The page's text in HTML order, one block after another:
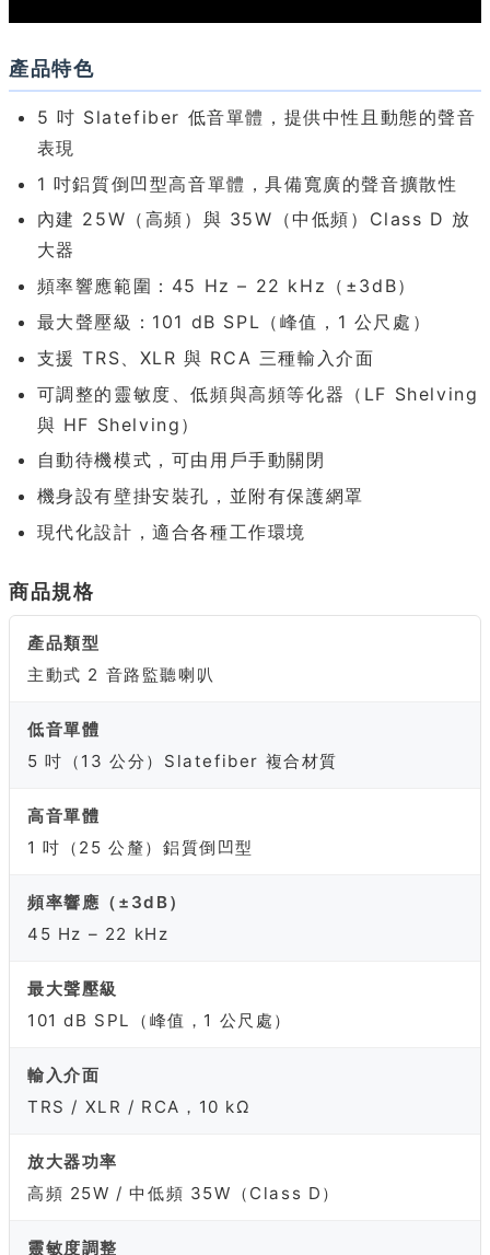
產品特色
5 吋 Slatefiber 低音單體，提供中性且動態的聲音
表現
1 吋鋁質倒凹型高音單體，具備寬廣的聲音擴散性
內建 25W（高頻）與 35W（中低頻）Class D 放
大器
頻率響應範圍：45 Hz – 22 kHz（±3dB）
最大聲壓級：101 dB SPL（峰值，1 公尺處）
支援 TRS、XLR 與 RCA 三種輸入介面
可調整的靈敏度、低頻與高頻等化器（LF Shelving
與 HF Shelving）
自動待機模式，可由用戶手動關閉
機身設有壁掛安裝孔，並附有保護網罩
現代化設計，適合各種工作環境
商品規格
產品類型
主動式 2 音路監聽喇叭
低音單體
5 吋（13 公分）Slatefiber 複合材質
高音單體
1 吋（25 公釐）鋁質倒凹型
頻率響應（±3dB）
45 Hz – 22 kHz
最大聲壓級
101 dB SPL（峰值，1 公尺處）
輸入介面
TRS / XLR / RCA，10 kΩ
放大器功率
高頻 25W / 中低頻 35W（Class D）
靈敏度調整